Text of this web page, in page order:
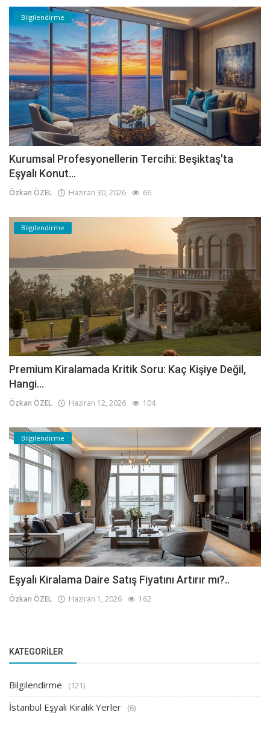
Bilgilendirme
Kurumsal Profesyonellerin Tercihi: Beşiktaş'ta
Eşyalı Konut...
Özkan ÖZEL Haziran 30, 2026 66
Bilgilendirme
Premium Kiralamada Kritik Soru: Kaç Kişiye Değil,
Hangi...
Özkan ÖZEL Haziran 12, 2026 104
Bilgilendirme
Eşyalı Kiralama Daire Satış Fiyatını Artırır mı?..
Özkan ÖZEL Haziran 1, 2026 162
KATEGORILER
Bilgilendirme (121)
İstanbul Eşyalı Kiralık Yerler (6)